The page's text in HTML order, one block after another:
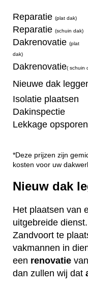
Reparatie (plat dak)
Reparatie (schuin dak)
Dakrenovatie (plat
dak)
Dakrenovatie( schuin
Nieuwe dak
Isolatie plaatsen
Dakinspectie
Lekkage opsporen
*Deze prijzen zijn
kosten voor uw
Nieuw dak
Het plaatsen van
uitgebreide
Zandvoort te
vakmannen in
een renovatie
dan zullen wij dat